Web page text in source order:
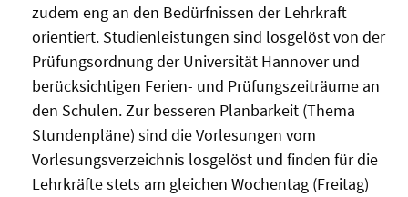
zudem eng an den Bedürfnissen der Lehrkraft
orientiert. Studienleistungen sind losgelöst von der
Prüfungsordnung der Universität Hannover und
berücksichtigen Ferien- und Prüfungszeiträume an
den Schulen. Zur besseren Planbarkeit (Thema
Stundenpläne) sind die Vorlesungen vom
Vorlesungsverzeichnis losgelöst und finden für die
Lehrkräfte stets am gleichen Wochentag (Freitag)